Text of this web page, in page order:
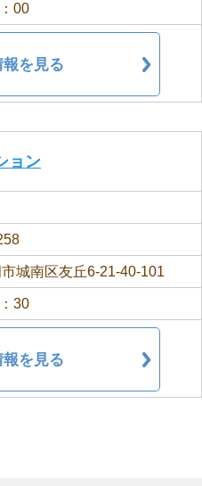
00
を見る
ョン
城南区友丘6-21-40-101
30
を見る